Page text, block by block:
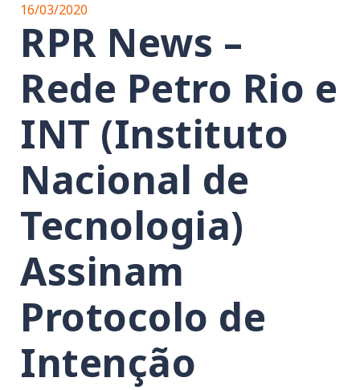
16/03/2020
RPR News –
Rede Petro Rio e
INT (Instituto
Nacional de
Tecnologia)
Assinam
Protocolo de
Intenção